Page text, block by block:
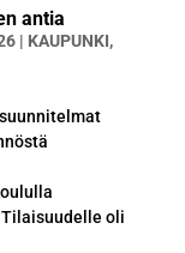
antia
| KAUPUNKI,
oli